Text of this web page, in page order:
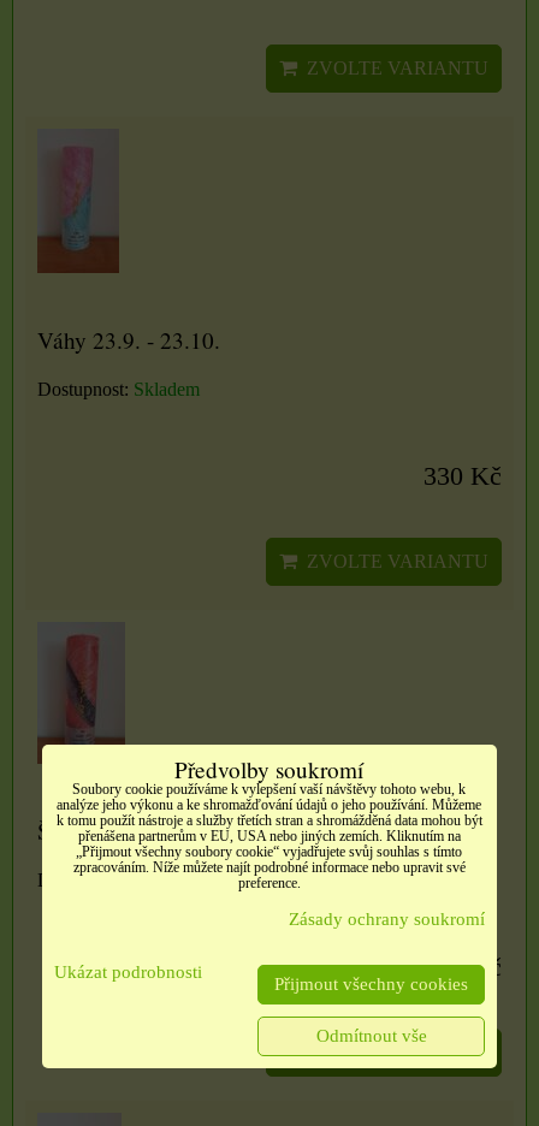
ZVOLTE VARIANTU
Váhy 23.9. - 23.10.
Dostupnost: Skladem
330 Kč
ZVOLTE VARIANTU
Štír 24.10. - 22.11.
Dostupnost:
330 Kč
ZVOLTE VARIANTU
Předvolby soukromí
Soubory cookie používáme k vylepšení vaší návštěvy tohoto webu, k
analýze jeho výkonu a ke shromažďování údajů o jeho používání. Můžeme
k tomu použít nástroje a služby třetích stran a shromážděná data mohou být
přenášena partnerům v EU, USA nebo jiných zemích. Kliknutím na
„Přijmout všechny soubory cookie“ vyjadřujete svůj souhlas s tímto
zpracováním. Níže můžete najít podrobné informace nebo upravit své
preference.
Zásady ochrany soukromí
Ukázat podrobnosti
Přijmout všechny cookies
Odmítnout vše